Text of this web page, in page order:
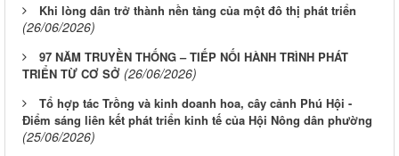
Khi lòng dân trở thành nền tảng của một đô thị phát triển
(26/06/2026)
97 NĂM TRUYỀN THỐNG – TIẾP NỐI HÀNH TRÌNH PHÁT
TRIỂN TỪ CƠ SỞ (26/06/2026)
Tổ hợp tác Trồng và kinh doanh hoa, cây cảnh Phú Hội -
Điểm sáng liên kết phát triển kinh tế của Hội Nông dân phường
(25/06/2026)